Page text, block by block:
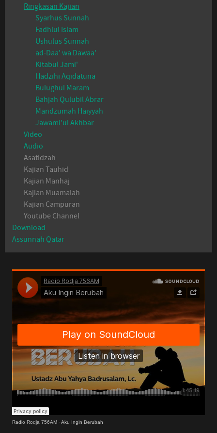
Ringkasan Kajian
Syarhus Sunnah
Fadhlul Islam
Ushulus Sunnah
ad-Daa' wa Dawaa'
Kitabul Jami'
Hadzihi Aqidatuna
Bulughul Maram
Bahjah Qulubil Abrar
Mandzumah Haiyyah
Jawami'ul Akhbar
Video
Audio
Asatidzah
Kajian Tauhid
Kajian Manhaj
Kajian Muamalah
Kajian Campuran
Youtube Channel
Download
Assunnah Qatar
Radio Rodja 756AM ·Aku Ingin Berubah